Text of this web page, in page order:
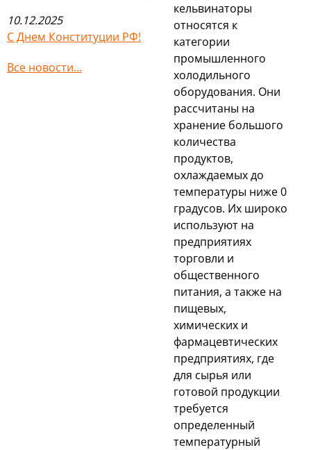
10.12.2025
С Днем Конституции РФ!
Все новости...
кельвинаторы
относятся к
категории
промышленного
холодильного
оборудования. Они
рассчитаны на
хранение большого
количества
продуктов,
охлаждаемых до
температуры ниже 0
градусов. Их широко
используют на
предприятиях
торговли и
общественного
питания, а также на
пищевых,
химических и
фармацевтических
предприятиях, где
для сырья или
готовой продукции
требуется
определенный
температурный